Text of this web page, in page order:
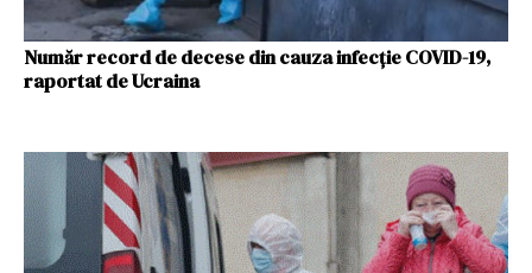
Număr record de decese din cauza infecție COVID-19,
raportat de Ucraina